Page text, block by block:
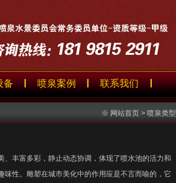
备 喷泉案例 联系我们
※ 网站首页 > 喷泉类型
、丰富多彩，静止动态协调，体现了喷水池的活力和
味性。雕塑在城市美化中的作用应是不言而喻的，它